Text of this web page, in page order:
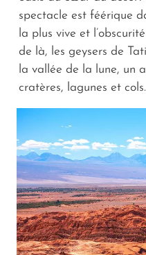
spectacle est féérique
la plus vive et
de là, les geysers de
la vallée de la lune, un
cratères, lagunes et cols.